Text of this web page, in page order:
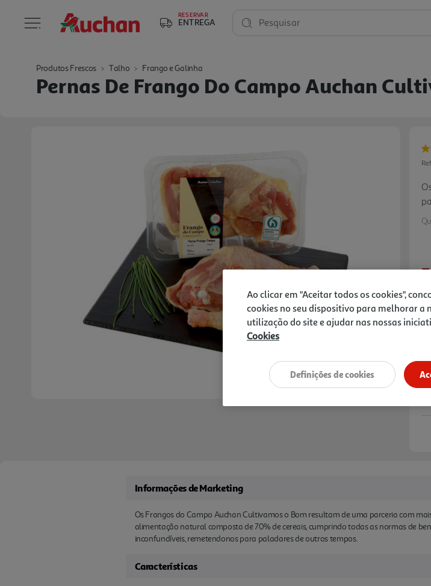
RESERVAR
ENTREGA Pesquisar
Produtos Frescos Talho Frango e Galinha
Pernas De Frango Do Campo Auchan
Informações de Marketing
Os Frangos do Campo Auchan Cultivamos o Bom resultam de uma parceria com
alimentação natural composta de 70% de cereais, cumprindo todas as normas de
inconfundíveis, remetendonos para paladares de outros tempos.
Características
Ao clicar em "Aceitar todos os cookies",
cookies no seu dispositivo para melhorar a
utilização do site e ajudar nas nossas
Cookies
Definições de cookies